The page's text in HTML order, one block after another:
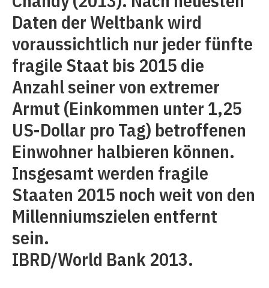
Daten der Weltbank wird
voraussichtlich nur jeder fünfte
fragile Staat bis 2015 die
Anzahl seiner von extremer
Armut (Einkommen unter 1,25
US-Dollar pro Tag) betroffenen
Einwohner halbieren können.
Insgesamt werden fragile
Staaten 2015 noch weit von den
Millenniumszielen entfernt
sein.
IBRD/World Bank 2013.